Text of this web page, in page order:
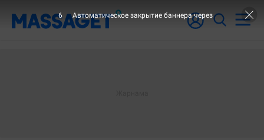
5 Автоматическое закрытие баннера через